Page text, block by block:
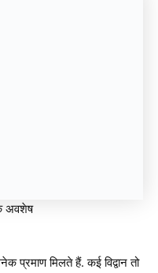
अवशेष
प्रमाण मिलते हैं. कई विद्वान तो